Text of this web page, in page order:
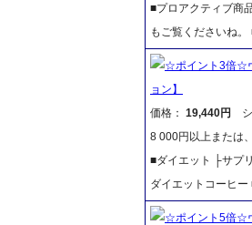
■プロアクティブ商
もご覧くださいね
☆ポイント3倍☆
ョン】
価格： 19,440円
シ
8 000円以上または
■ダイエット ├サプ
ダイエットコーヒー
☆ポイント5倍☆